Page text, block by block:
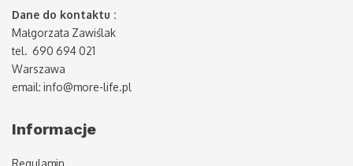
Dane do kontaktu :
Małgorzata Zawiślak
tel. 690 694 021
Warszawa
email: info@more-life.pl
Informacje
Regulamin